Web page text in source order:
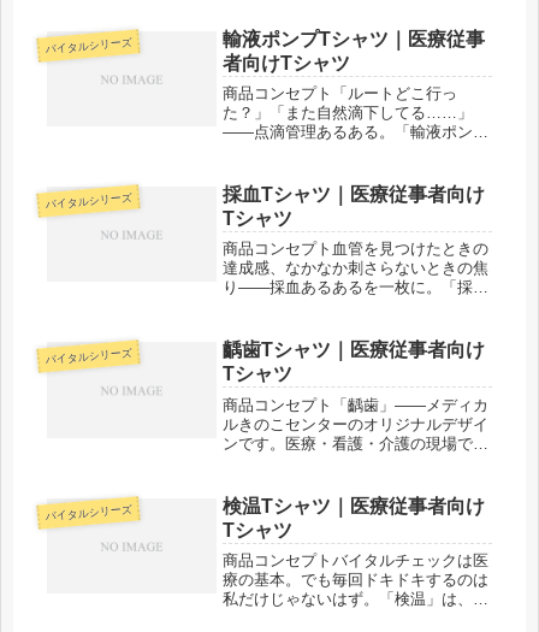
バイタルシリーズ
輸液ポンプTシャツ｜医療従事
者向けTシャツ
商品コンセプト「ルートどこ行っ
た？」「また自然滴下してる……」
——点滴管理あるある。「輸液ポン
の苦労と達成感を一枚に。「メディカ
ルきのこセンター」が手がけるこのデ
ザインは、...
バイタルシリーズ
採血Tシャツ｜医療従事者向け
Tシャツ
商品コンセプト血管を見つけたときの
達成感、なかなか刺さらないときの焦
り——採血あるあるを一枚に。「採
す。「わかる！」が詰まっています。
「メディカルきのこセンター」が手が
ける...
バイタルシリーズ
齲歯Tシャツ｜医療従事者向け
Tシャツ
商品コンセプト「齲歯」——メディカ
ルきのこセンターのオリジナルデザイ
ンです。医療・看護・介護の現場で働
プレゼントにもぴったりです。「メデ
ィカルきのこセンター」が手がけるこ
の...
バイタルシリーズ
検温Tシャツ｜医療従事者向け
Tシャツ
商品コンセプトバイタルチェックは医
療の基本。でも毎回ドキドキするのは
私だけじゃないはず。「検温」は、バ